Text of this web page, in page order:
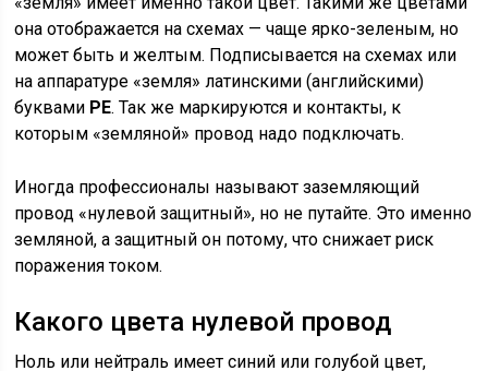
она отображается на схемах — чаще ярко-зеленым, но
может быть и желтым. Подписывается на схемах или
на аппаратуре «земля» латинскими (английскими)
буквами PE. Так же маркируются и контакты, к
которым «земляной» провод надо подключать.
Иногда профессионалы называют заземляющий
провод «нулевой защитный», но не путайте. Это именно
земляной, а защитный он потому, что снижает риск
поражения током.
Какого цвета нулевой провод
Ноль или нейтраль имеет синий или голубой цвет,